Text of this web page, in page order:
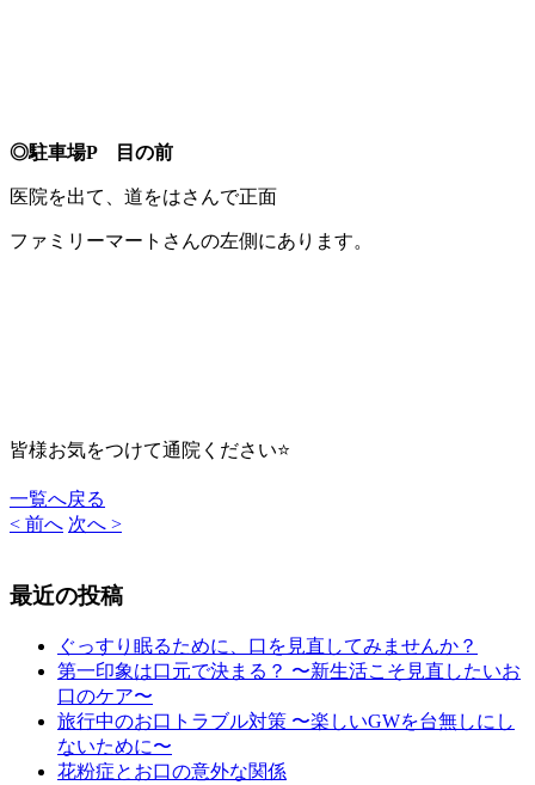
◎駐車場P 目の前
医院を出て、道をはさんで正面
ファミリーマートさんの左側にあります。
皆様お気をつけて通院ください⭐
一覧へ戻る
< 前へ 次へ >
最近の投稿
ぐっすり眠るために、口を見直してみませんか？
第一印象は口元で決まる？ 〜新生活こそ見直したいお
口のケア〜
旅行中のお口トラブル対策 〜楽しいGWを台無しにし
ないために〜
花粉症とお口の意外な関係